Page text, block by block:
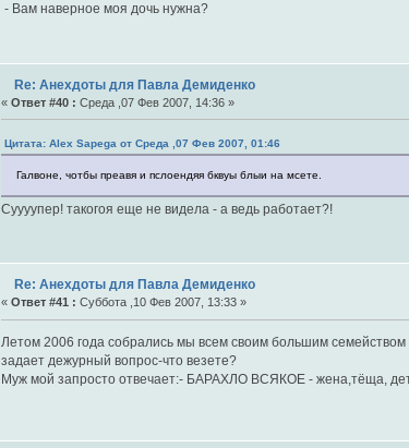
- Вам наверное моя дочь нужна?
Re: Анехдоты для Павла Демиденко
« Ответ #40 : Среда ,07 Фев 2007, 14:36 »
Цитата: Alex Sapega от Среда ,07 Фев 2007, 01:46
Галвоне, чотбы преавя и пслоендяя бквуы блыи на мсете.
Суууупер! такогоя еще не видела - а ведь работает?!
Re: Анехдоты для Павла Демиденко
« Ответ #41 : Суббота ,10 Фев 2007, 13:33 »
Летом 2006 года собрались мы всем своим большим
задает дежурный вопрос-что везете?
Муж мой запросто отвечает:- БАРАХЛО ВСЯКОЕ - жена,тёща,